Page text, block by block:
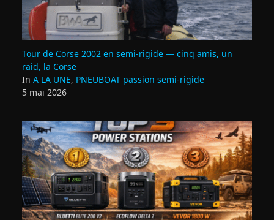
Tour de Corse 2002 en semi‑rigide — cinq amis, un
raid, la Corse
In A LA UNE, PNEUBOAT passion semi-rigide
5 mai 2026